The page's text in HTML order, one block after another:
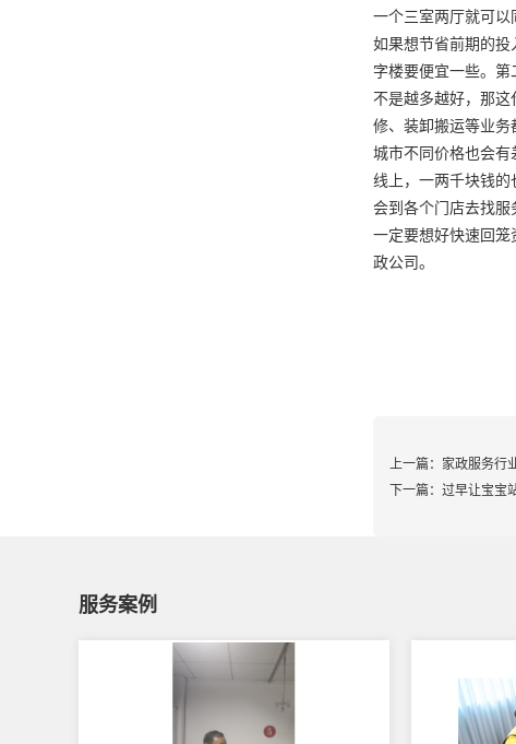
一个三室两厅就可以
如果想节省前期的
字楼要便宜一些。
不是越多越好，那
修、装卸搬运等业
城市不同价格也会
线上，一两千块钱
会到各个门店去找
一定要想好快速回
政公司。
上一篇： 家政服务行
下一篇： 过早让宝宝
服务案例